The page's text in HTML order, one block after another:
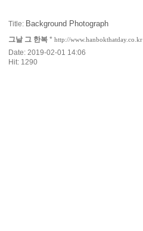
Title: Background Photograph
그날 그 한복 * http://www.hanbokthatday.co.kr
Date: 2019-02-01 14:06
Hit: 1290